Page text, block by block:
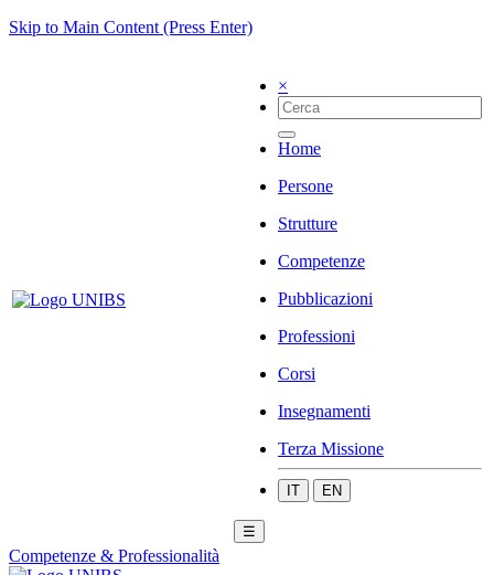
Skip to Main Content (Press Enter)
×
Home
Persone
Strutture
Competenze
Pubblicazioni
Professioni
Corsi
Insegnamenti
Terza Missione
IT EN
☰
Competenze & Professionalità